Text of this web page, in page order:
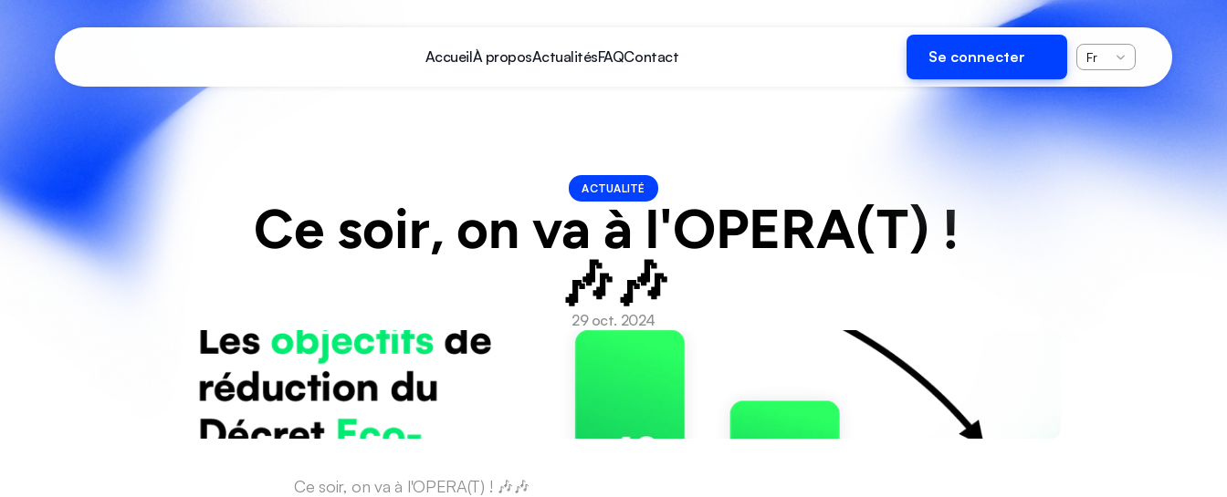
AccueilÀ proposActualitésFAQContact Se connecter Select Language
Fr
ACTUALITÉ
Ce soir, on va à l'OPERA(T) !
🎶🎶
29 oct. 2024
Ce soir, on va à l'OPERA(T) ! 🎶🎶